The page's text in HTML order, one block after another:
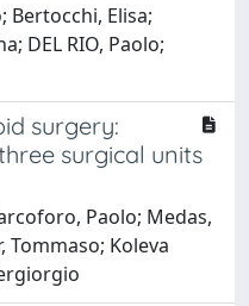
Bertocchi, Elisa;
DEL RIO, Paolo;
surgery:
surgical units
Paolo; Medas,
Tommaso; Koleva